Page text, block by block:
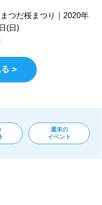
つだ桜まつり｜2020年
(日)
>
週末の
イベント